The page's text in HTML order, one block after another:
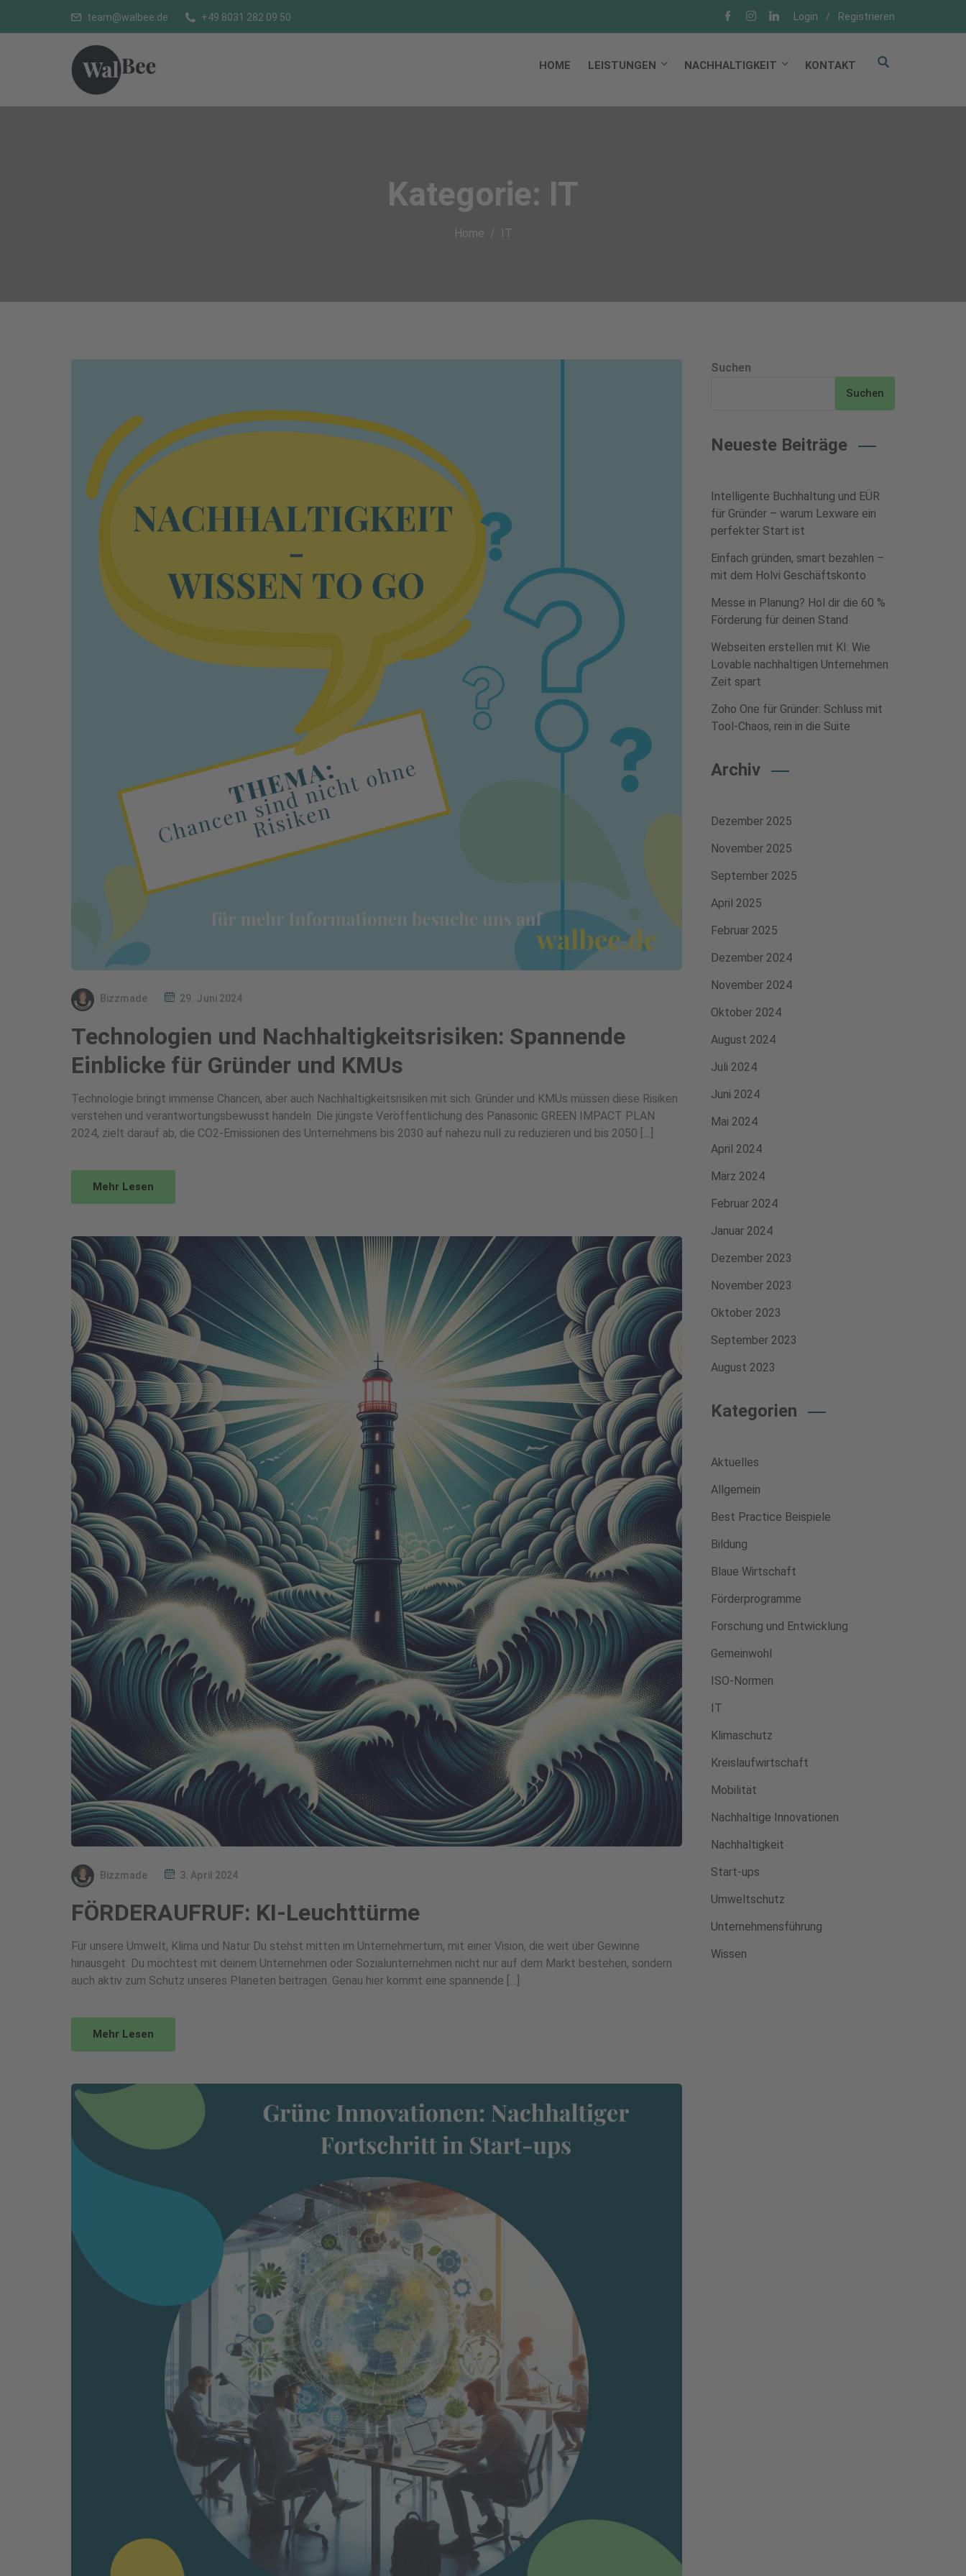
team@walbee.de +49 8031 282 09 50 Login / Registrieren
HOME LEISTUNGEN NACHHALTIGKEIT KONTAKT
Kategorie: IT
Home IT
Bizzmade 29. Juni 2024
Technologien und Nachhaltigkeitsrisiken: Spannende
Einblicke für Gründer und KMUs
Technologie bringt immense Chancen, aber auch Nachhaltigkeitsrisiken mit sich. Gründer und KMUs müssen diese Risiken
verstehen und verantwortungsbewusst handeln. Die jüngste Veröffentlichung des Panasonic GREEN IMPACT PLAN
2024, zielt darauf ab, die CO2-Emissionen des Unternehmens bis 2030 auf nahezu null zu reduzieren und bis 2050 […]
Mehr Lesen
Bizzmade 3. April 2024
FÖRDERAUFRUF: KI-Leuchttürme
Für unsere Umwelt, Klima und Natur Du stehst mitten im Unternehmertum, mit einer Vision, die weit über Gewinne
hinausgeht. Du möchtest mit deinem Unternehmen oder Sozialunternehmen nicht nur auf dem Markt bestehen, sondern
auch aktiv zum Schutz unseres Planeten beitragen. Genau hier kommt eine spannende […]
Mehr Lesen
Suchen
Suchen
Neueste Beiträge
Intelligente Buchhaltung und EÜR
für Gründer – warum Lexware ein
perfekter Start ist
Einfach gründen, smart bezahlen –
mit dem Holvi Geschäftskonto
Messe in Planung? Hol dir die 60 %
Förderung für deinen Stand
Webseiten erstellen mit KI: Wie
Lovable nachhaltigen Unternehmen
Zeit spart
Zoho One für Gründer: Schluss mit
Tool-Chaos, rein in die Suite
Archiv
Dezember 2025
November 2025
September 2025
April 2025
Februar 2025
Dezember 2024
November 2024
Oktober 2024
August 2024
Juli 2024
Juni 2024
Mai 2024
April 2024
März 2024
Februar 2024
Januar 2024
Dezember 2023
November 2023
Oktober 2023
September 2023
August 2023
Kategorien
Aktuelles
Allgemein
Best Practice Beispiele
Bildung
Blaue Wirtschaft
Förderprogramme
Forschung und Entwicklung
Gemeinwohl
ISO-Normen
IT
Klimaschutz
Kreislaufwirtschaft
Mobilität
Nachhaltige Innovationen
Nachhaltigkeit
Start-ups
Umweltschutz
Unternehmensführung
Wissen